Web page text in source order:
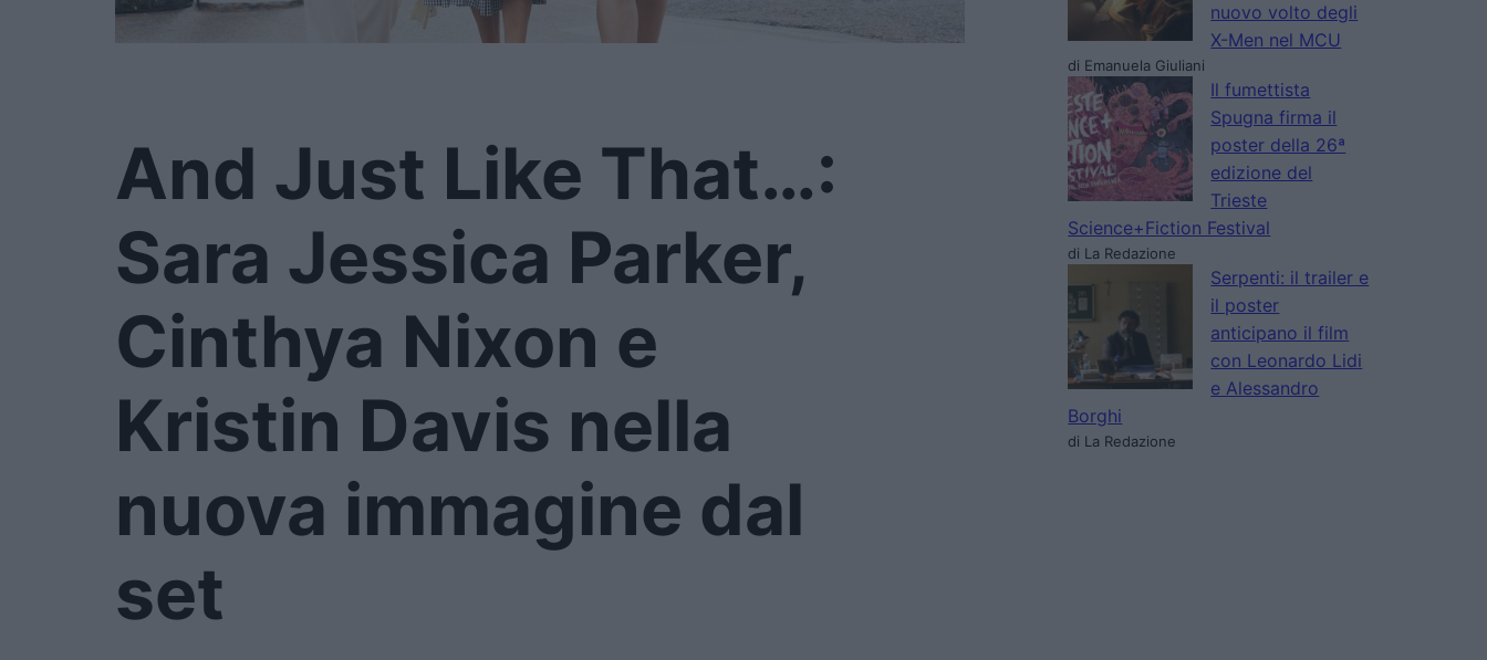
And Just Like That…:
Sara Jessica Parker,
Cinthya Nixon e
Kristin Davis nella
nuova immagine dal
set
nuovo volto degli
X-Men nel MCU
di Emanuela Giuliani
Il fumettista
Spugna firma il
poster della 26ª
edizione del
Trieste
Science+Fiction Festival
di La Redazione
Serpenti: il trailer e
il poster
anticipano il film
con Leonardo Lidi
e Alessandro
Borghi
di La Redazione